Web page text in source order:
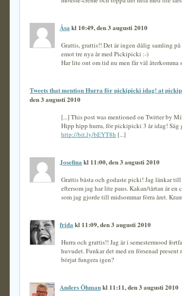
Åsa kl 10:49, den 3 augusti 2010
Grattis, grattis!! Det är ingen dålig samling på
emot tre nya år med Pickipicki :-)
Har lite ont om tid nu men får väl återkomma
Tweets that mention Hurra för pickipicki idag! at
den 3 augusti 2010
[...] This post was mentioned on Twitter by
Hipp hipp hurra, för pickipicki 3 år idag! Säg
http://bit.ly/bEYT8h [...]
Josefina kl 11:00, den 3 augusti 2010
Grattis bästa och godaste picki! Jag länkar
eftersom jag har lite paus. Kakan/tårtan är en
som jag gjorde till midsommar förra året.
frida kl 11:09, den 3 augusti 2010
Hurra och grattis!! Jag är i semestermood
huvudet. Funkar det med en försenad present
börjat fungera igen?
Anders Öhmankl 11:11, den 3 augusti 2010